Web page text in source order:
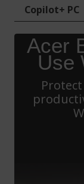
Copilot+ PC
Acer
Use